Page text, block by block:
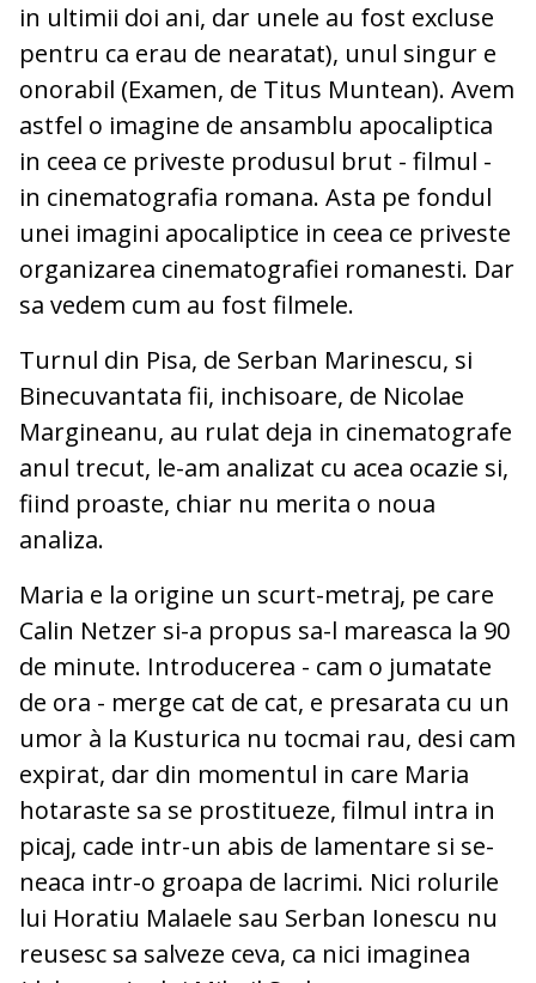
in ultimii doi ani, dar unele au fost excluse
pentru ca erau de nearatat), unul singur e
onorabil (Examen, de Titus Muntean). Avem
astfel o imagine de ansamblu apocaliptica
in ceea ce priveste produsul brut - filmul -
in cinematografia romana. Asta pe fondul
unei imagini apocaliptice in ceea ce priveste
organizarea cinematografiei romanesti. Dar
sa vedem cum au fost filmele.
Turnul din Pisa, de Serban Marinescu, si
Binecuvantata fii, inchisoare, de Nicolae
Margineanu, au rulat deja in cinematografe
anul trecut, le-am analizat cu acea ocazie si,
fiind proaste, chiar nu merita o noua
analiza.
Maria e la origine un scurt-metraj, pe care
Calin Netzer si-a propus sa-l mareasca la 90
de minute. Introducerea - cam o jumatate
de ora - merge cat de cat, e presarata cu un
umor à la Kusturica nu tocmai rau, desi cam
expirat, dar din momentul in care Maria
hotaraste sa se prostitueze, filmul intra in
picaj, cade intr-un abis de lamentare si se-
neaca intr-o groapa de lacrimi. Nici rolurile
lui Horatiu Malaele sau Serban Ionescu nu
reusesc sa salveze ceva, ca nici imaginea